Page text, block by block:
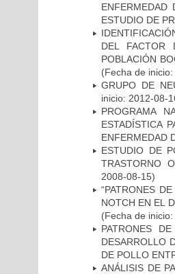
ENFERMEDAD
ESTUDIO DE
DEL FACTOR
POBLACIÓN
(Fecha de
GRUPO DE
inicio: 2012-08-
PROGRAMA
ESTADÍSTICA
ENFERMEDAD
ESTUDIO DE
TRASTORNO
2008-08-15)
“PATRONES
NOTCH EN EL
(Fecha de
PATRONES
DESARROLLO
DE POLLO
ANÁLISIS DE